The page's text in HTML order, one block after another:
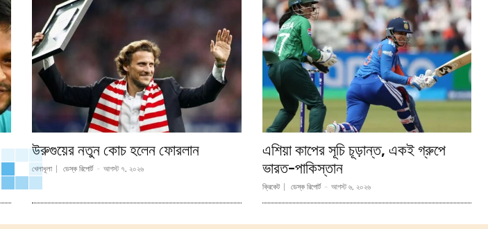
উরুগুয়ের নতুন কোচ হলেন ফোরলান
খেলাধূলা ডেস্ক রিপোর্ট - আগস্ট ৭, ২০২৬
এশিয়া কাপের সূচি চূড়ান্ত, একই গ্রুপে
ভারত-পাকিস্তান
ক্রিকেট ডেস্ক রিপোর্ট - আগস্ট ৬, ২০২৬